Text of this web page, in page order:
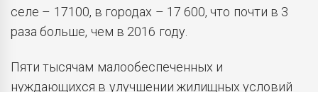
селе – 17100, в городах – 17 600, что почти в 3
раза больше, чем в 2016 году.
Пяти тысячам малообеспеченных и
нуждающихся в улучшении жилищных условий